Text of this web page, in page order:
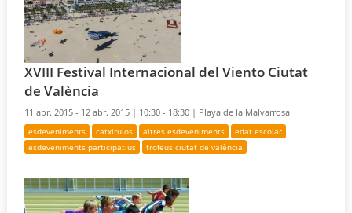
XVIII Festival Internacional del Viento Ciutat
de València
11 abr. 2015 - 12 abr. 2015 | 10:30 - 18:30 | Playa de la Malvarrosa
esdeveniments catxirulos altres esdeveniments
edat escolar
esdeveniments participatius
trofeus ciutat de valència